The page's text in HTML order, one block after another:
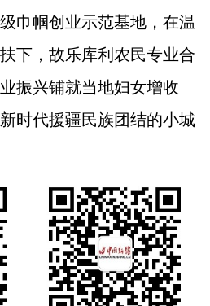
巾帼创业示范基地，在温
下，故乐库利农民专业合
振兴铺就当地妇女增收
时代援疆民族团结的小城